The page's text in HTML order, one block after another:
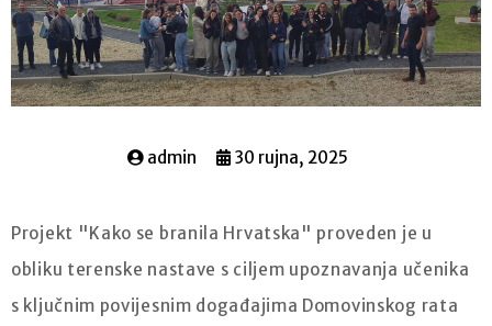
admin 30 rujna, 2025
Projekt "Kako se branila Hrvatska" proveden je u
obliku terenske nastave s ciljem upoznavanja učenika
s ključnim povijesnim događajima Domovinskog rata